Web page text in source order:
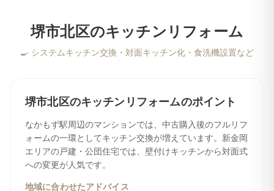
堺市北区のキッチンリフォーム
🍳 システムキッチン交換・対面キッチン化・食洗機設置など
堺市北区のキッチンリフォームのポイント
なかもず駅周辺のマンションでは、中古購入後のフルリフ
ォームの一環としてキッチン交換が増えています。新金岡
エリアの戸建・公団住宅では、壁付けキッチンから対面式
への変更が人気です。
地域に合わせたアドバイス